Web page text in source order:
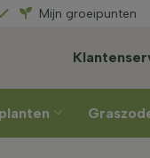
geleverd vanaf €450
Mijn groeipunten